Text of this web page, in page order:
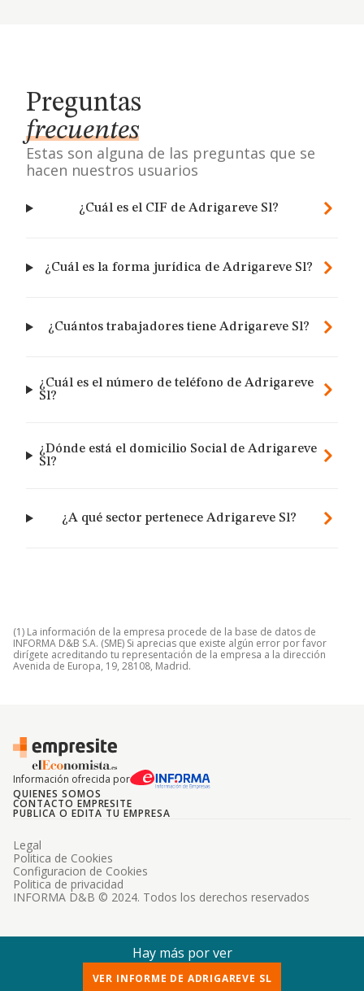
Preguntas
frecuentes
Estas son alguna de las preguntas que se
hacen nuestros usuarios
¿Cuál es el CIF de Adrigareve Sl?
¿Cuál es la forma jurídica de Adrigareve Sl?
¿Cuántos trabajadores tiene Adrigareve Sl?
¿Cuál es el número de teléfono de Adrigareve
Sl?
¿Dónde está el domicilio Social de Adrigareve
Sl?
¿A qué sector pertenece Adrigareve Sl?
(1) La información de la empresa procede de la base de datos de
INFORMA D&B S.A. (SME) Si aprecias que existe algún error por favor
dirígete acreditando tu representación de la empresa a la dirección
Avenida de Europa, 19, 28108, Madrid.
Información ofrecida por
QUIENES SOMOS
CONTACTO EMPRESITE
PUBLICA O EDITA TU EMPRESA
INFORMA D&B © 2024. Todos los derechos reservados
Legal
Politica de Cookies
Configuracion de Cookies
Politica de privacidad
Hay más por ver
VER INFORME DE ADRIGAREVE SL